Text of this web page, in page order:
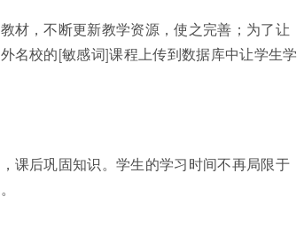
材，不断更新教学资源，使之完善；为了让
名校的[敏感词]课程上传到数据库中让学生学
课后巩固知识。学生的学习时间不再局限于